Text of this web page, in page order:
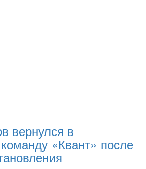
вернулся в
«Квант» после